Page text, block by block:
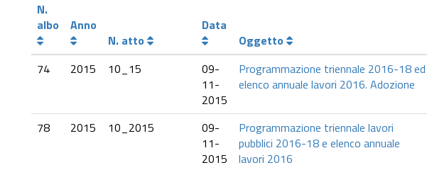
N.
albo
Anno
N. atto
Data
Oggetto
74 2015 10_15
09-
11-
2015
Programmazione triennale 2016-18 ed
elenco annuale lavori 2016. Adozione
78 2015 10_2015
09-
11-
2015
Programmazione triennale lavori
pubblici 2016-18 e elenco annuale
lavori 2016